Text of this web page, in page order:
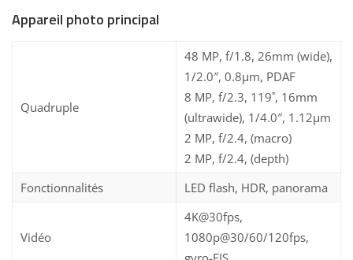
Appareil photo principal
Quadruple
48 MP, f/1.8, 26mm (wide),
1/2.0″, 0.8µm, PDAF
8 MP, f/2.3, 119˚, 16mm
(ultrawide), 1/4.0″, 1.12µm
2 MP, f/2.4, (macro)
2 MP, f/2.4, (depth)
Fonctionnalités
LED flash, HDR, panorama
Vidéo
4K@30fps,
1080p@30/60/120fps,